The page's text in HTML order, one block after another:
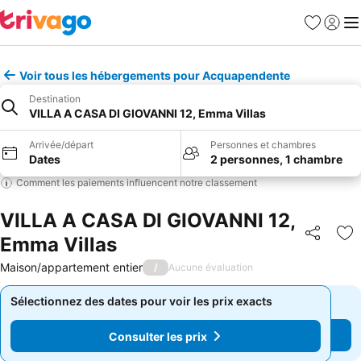
Favoris
Se
Voir tous les hébergements pour Acquapendente
Destination
VILLA A CASA DI GIOVANNI 12, Emma Villas
Arrivée/départ
Dates
Personnes et chambres
2 personnes, 1 chambre
Comment les paiements influencent notre classement
VILLA A CASA DI GIOVANNI 12,
Emma Villas
Partager
Maison/appartement entier / Aucune évaluation
Sélectionnez des dates pour voir les prix exacts
Consulter les prix
Sélectionnez des dates pour voir les prix exacts
Consulter les prix